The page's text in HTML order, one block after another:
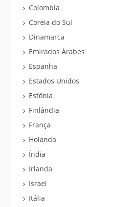
Colombia
Coreia do Sul
Dinamarca
Emirados Árabes
Espanha
Estados Unidos
Estônia
Finlândia
França
Holanda
Índia
Irlanda
Israel
Itália